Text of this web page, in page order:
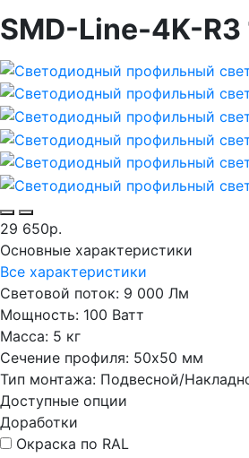
SMD-Line-4K-
29 650р.
Основные характеристики
Все характеристики
Световой поток: 9 000 Лм
Мощность: 100 Ватт
Масса: 5 кг
Сечение профиля: 50х50 мм
Тип монтажа: Подвесной/
Доступные опции
Доработки
Окраска по RAL